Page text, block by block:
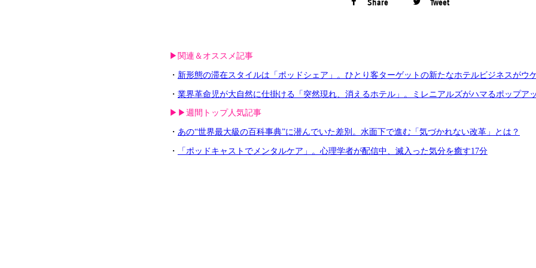
▶︎関連＆オススメ記事
・ 新形態の滞在スタイルは「ポッドシェア」。ひとり客ターゲットの新たなホテルビジネスがウ
・ 業界革命児が大自然に仕掛ける「突然現れ、消えるホテル」。ミレニアルズがハマるポップア
▶︎▶︎週間トップ人気記事
・ あの“世界最大級の百科事典”に潜んでいた差別。水面下で進む「気づかれない改革」とは？
・ 「ポッドキャストでメンタルケア」。心理学者が配信中、滅入った気分を癒す17分